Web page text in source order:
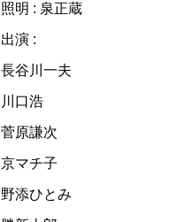
照明 : 泉正蔵
出演 :
長谷川一夫
川口浩
菅原謙次
京マチ子
野添ひとみ